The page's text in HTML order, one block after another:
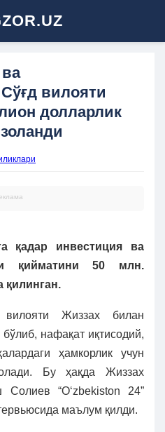
вилояти
долларлик
қадар инвестиция ва
қийматини 50 млн.
қилинган.
вилояти Жиззах билан
нафақат иқтисодий,
ҳамкорлик учун
Бу ҳақда Жиззах
“Oʻzbekiston 24”
маълум қилди.